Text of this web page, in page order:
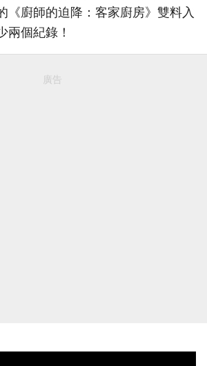
《廚師的迫降：客家廚房》雙料入
兩個紀錄！
廣告